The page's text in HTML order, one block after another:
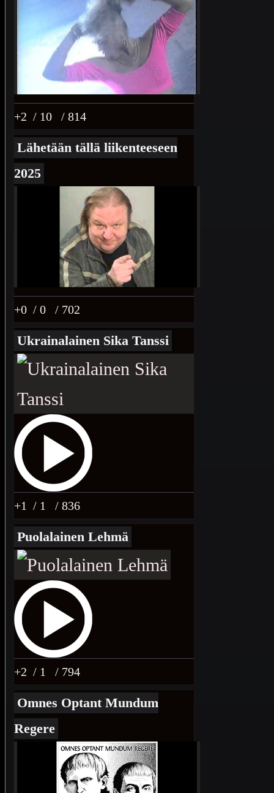
+2 / 10 / 814
Lähetään tällä liikenteeseen
2025
+0 / 0 / 702
Ukrainalainen Sika Tanssi
+1 / 1 / 836
Puolalainen Lehmä
+2 / 1 / 794
Omnes Optant Mundum
Regere